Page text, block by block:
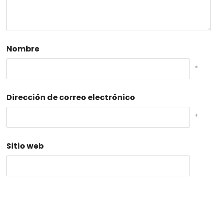
Nombre
*
Dirección de correo electrónico
*
Sitio web